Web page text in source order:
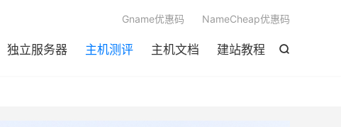

独立服务器 主机测评 主机文档 建站教程
Gname优惠码 NameCheap优惠码